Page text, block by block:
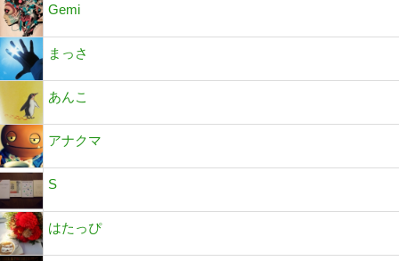
Gemi
まっさ
あんこ
アナクマ
S
はたっぴ